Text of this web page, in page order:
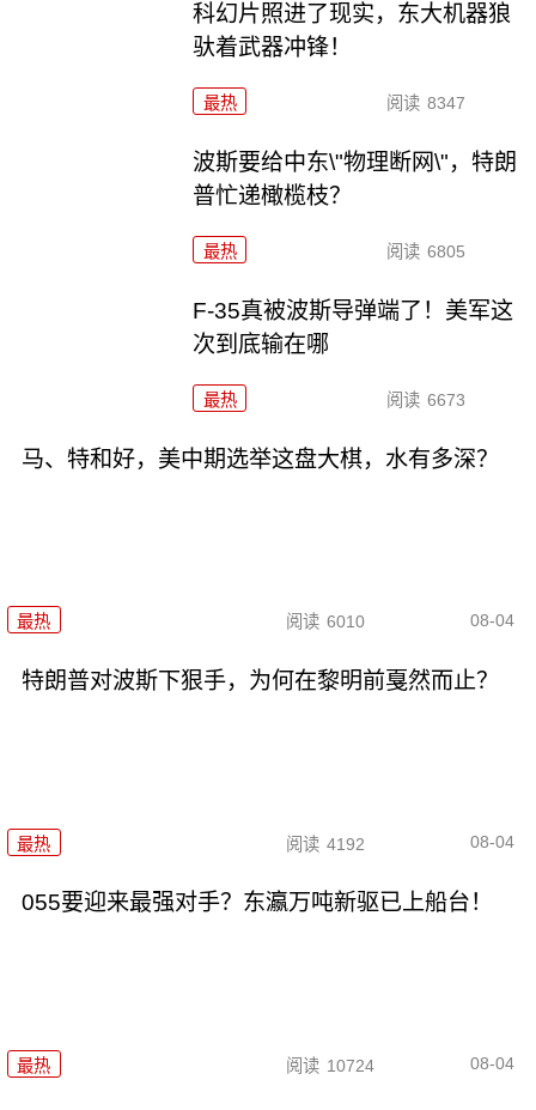
科幻片照进了现实，东大机器狼
驮着武器冲锋！
最热 阅读 8347
波斯要给中东\"物理断网\"，特朗
普忙递橄榄枝？
最热 阅读 6805
F-35真被波斯导弹端了！美军这
次到底输在哪
最热 阅读 6673
马、特和好，美中期选举这盘大棋，水有多深？
最热 阅读 6010 08-04
特朗普对波斯下狠手，为何在黎明前戛然而止？
最热 阅读 4192 08-04
055要迎来最强对手？东瀛万吨新驱已上船台！
最热 阅读 10724 08-04